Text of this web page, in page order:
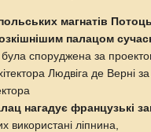
магнатів
палацом
була споруджена за
Людвіга де Верні
нагадує французькі
використані ліпнина,